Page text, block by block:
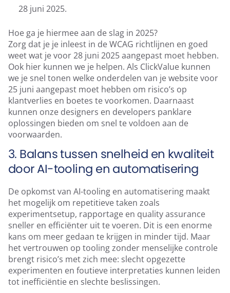
28 juni 2025.
Hoe ga je hiermee aan de slag in 2025?
Zorg dat je je inleest in de WCAG richtlijnen en goed
weet wat je voor 28 juni 2025 aangepast moet hebben.
Ook hier kunnen we je helpen. Als ClickValue kunnen
we je snel tonen welke onderdelen van je website voor
25 juni aangepast moet hebben om risico’s op
klantverlies en boetes te voorkomen. Daarnaast
kunnen onze designers en developers panklare
oplossingen bieden om snel te voldoen aan de
voorwaarden.
3. Balans tussen snelheid en kwaliteit
door AI-tooling en automatisering
De opkomst van AI-tooling en automatisering maakt
het mogelijk om repetitieve taken zoals
experimentsetup, rapportage en quality assurance
sneller en efficiënter uit te voeren. Dit is een enorme
kans om meer gedaan te krijgen in minder tijd. Maar
het vertrouwen op tooling zonder menselijke controle
brengt risico’s met zich mee: slecht opgezette
experimenten en foutieve interpretaties kunnen leiden
tot inefficiëntie en slechte beslissingen.